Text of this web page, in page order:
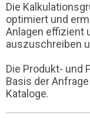
Die
optimiert und
Anlagen effizient
auszuschreiben
Die Produkt- und
Basis der
Kataloge.